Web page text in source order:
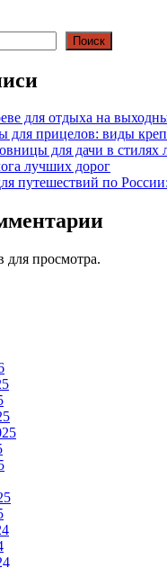
Поиск
для отдыха на
для прицелов: виды
для дачи в стилях
лучших дорог
путешествий по
для просмотра.